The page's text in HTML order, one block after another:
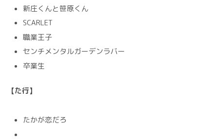
新庄くんと笹原くん
SCARLET
職業王子
センチメンタルガーデンラバー
卒業生
【た行】
たかが恋だろ